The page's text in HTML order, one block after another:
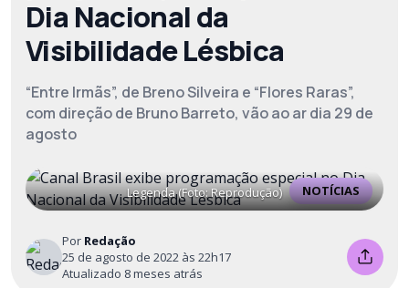
Dia Nacional da
Visibilidade Lésbica
“Entre Irmãs”, de Breno Silveira e “Flores Raras”,
com direção de Bruno Barreto, vão ao ar dia 29 de
agosto
NOTÍCIAS
Legenda (Foto: Reprodução)
Por Redação
25 de agosto de 2022 às 22h17
Atualizado 8 meses atrás